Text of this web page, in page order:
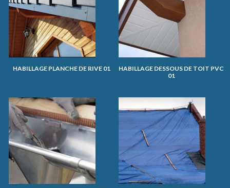
HABILLAGE PLANCHE DE RIVE 01
HABILLAGE DESSOUS DE TOIT PVC
01